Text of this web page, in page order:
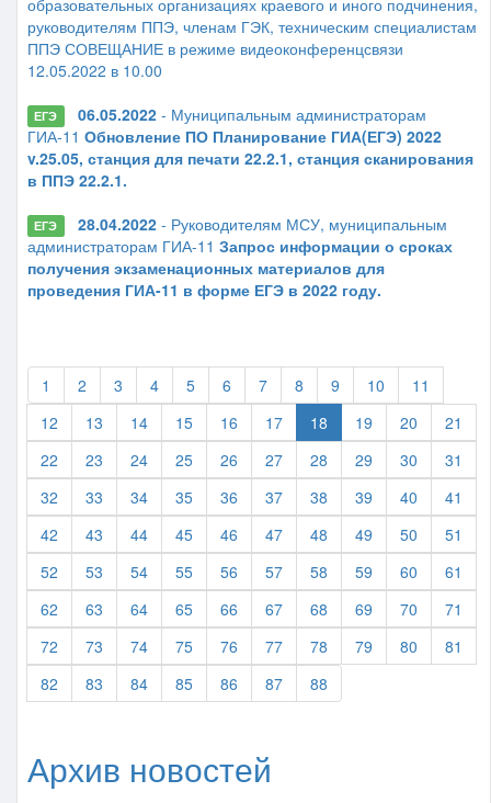
образовательных организациях краевого и иного подчинения,
руководителям ППЭ, членам ГЭК, техническим специалистам
ППЭ СОВЕЩАНИЕ в режиме видеоконференцсвязи
12.05.2022 в 10.00
ЕГЭ 06.05.2022- Муниципальным администраторам
ГИА-11 Обновление ПО Планирование ГИА(ЕГЭ) 2022
v.25.05, станция для печати 22.2.1, станция сканирования
в ППЭ 22.2.1.
ЕГЭ 28.04.2022- Руководителям МСУ, муниципальным
администраторам ГИА-11 Запрос информации о сроках
получения экзаменационных материалов для
проведения ГИА-11 в форме ЕГЭ в 2022 году.
1 2 3 4 5 6 7 8 9 10
11
12
13 14 15 16 17 18 19 20
21
22
23 24 25 26 27 28 29 30
31
32
33 34 35 36 37 38 39 40
41
42
43 44 45 46 47 48 49 50
51
52
53 54 55 56 57 58 59 60
61
62
63 64 65 66 67 68 69 70
71
72
73 74 75 76 77 78 79 80
81
82
83 84 85 86 87 88
Архив новостей